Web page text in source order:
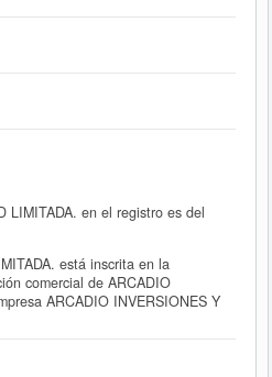
LIMITADA. en el registro es del
está inscrita en la
comercial de ARCADIO
ARCADIO INVERSIONES Y